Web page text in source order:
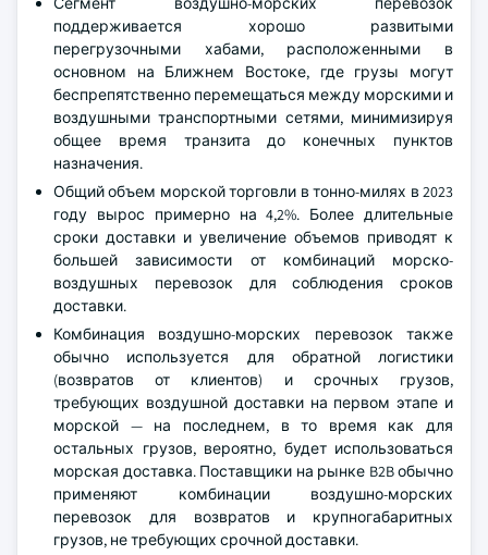
поддерживается хорошо развитыми
перегрузочными хабами, расположенными в
основном на Ближнем Востоке, где грузы могут
беспрепятственно перемещаться между морскими и
воздушными транспортными сетями, минимизируя
общее время транзита до конечных пунктов
назначения.
Общий объем морской торговли в тонно-милях в 2023
году вырос примерно на 4,2%. Более длительные
сроки доставки и увеличение объемов приводят к
большей зависимости от комбинаций морско-
воздушных перевозок для соблюдения сроков
доставки.
Комбинация воздушно-морских перевозок также
обычно используется для обратной логистики
(возвратов от клиентов) и срочных грузов,
требующих воздушной доставки на первом этапе и
морской — на последнем, в то время как для
остальных грузов, вероятно, будет использоваться
морская доставка. Поставщики на рынке B2B обычно
применяют комбинации воздушно-морских
перевозок для возвратов и крупногабаритных
грузов, не требующих срочной доставки.